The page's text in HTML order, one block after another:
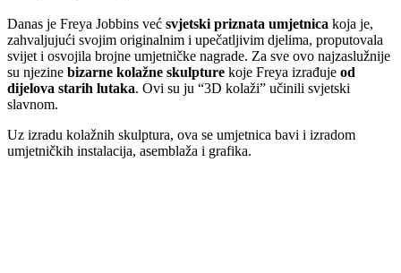
Danas je Freya Jobbins već svjetski priznata umjetnica koja je,
zahvaljujući svojim originalnim i upečatljivim djelima, proputovala
svijet i osvojila brojne umjetničke nagrade. Za sve ovo najzaslužnije
su njezine bizarne kolažne skulpture koje Freya izrađuje od
dijelova starih lutaka. Ovi su ju “3D kolaži” učinili svjetski
slavnom.
Uz izradu kolažnih skulptura, ova se umjetnica bavi i izradom
umjetničkih instalacija, asemblaža i grafika.